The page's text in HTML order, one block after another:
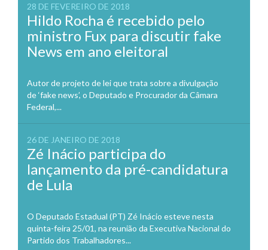
28 DE FEVEREIRO DE 2018
Hildo Rocha é recebido pelo
ministro Fux para discutir fake
News em ano eleitoral
Autor de projeto de lei que trata sobre a divulgação
de ‘fake news’, o Deputado e Procurador da Câmara
Federal,...
26 DE JANEIRO DE 2018
Zé Inácio participa do
lançamento da pré-candidatura
de Lula
O Deputado Estadual (PT) Zé Inácio esteve nesta
quinta-feira 25/01, na reunião da Executiva Nacional do
Partido dos Trabalhadores...